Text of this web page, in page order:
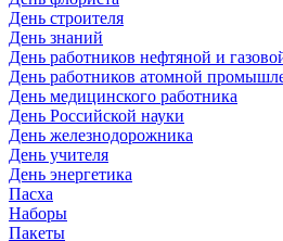
День строителя
День знаний
День работников нефтяной и
День работников атомной
День медицинского работника
День Российской науки
День железнодорожника
День учителя
День энергетика
Пасха
Наборы
Пакеты